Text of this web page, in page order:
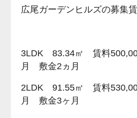
広尾ガーデンヒルズの募集賃
3LDK 83.34㎡ 賃料
月 敷金2ヵ月
2LDK 91.55㎡ 賃料
月 敷金3ヶ月